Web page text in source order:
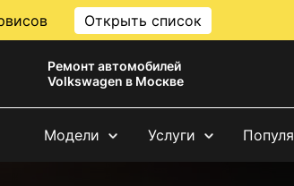
Открыть список
Ремонт автомобилей
Volkswagen в Москве
Модели Услуги